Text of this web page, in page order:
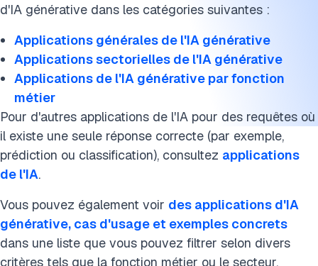
d'IA générative dans les catégories suivantes :
Applications générales de l'IA générative
Applications sectorielles de l'IA générative
Applications de l'IA générative par fonction
métier
Pour d'autres applications de l'IA pour des requêtes où
il existe une seule réponse correcte (par exemple,
prédiction ou classification), consultez applications
de l'IA.
Vous pouvez également voir des applications d'IA
générative, cas d'usage et exemples concrets
dans une liste que vous pouvez filtrer selon divers
critères tels que la fonction métier ou le secteur.
> Applications dans la mode
> Applications bancaires
> Applications dans le jeu vidéo
> Applications dans le voyage
> Applications dans le commerce de détail
> Applications dans l'assurance
Applications de l'IA générative par fonction métier
> Applications dans le service client